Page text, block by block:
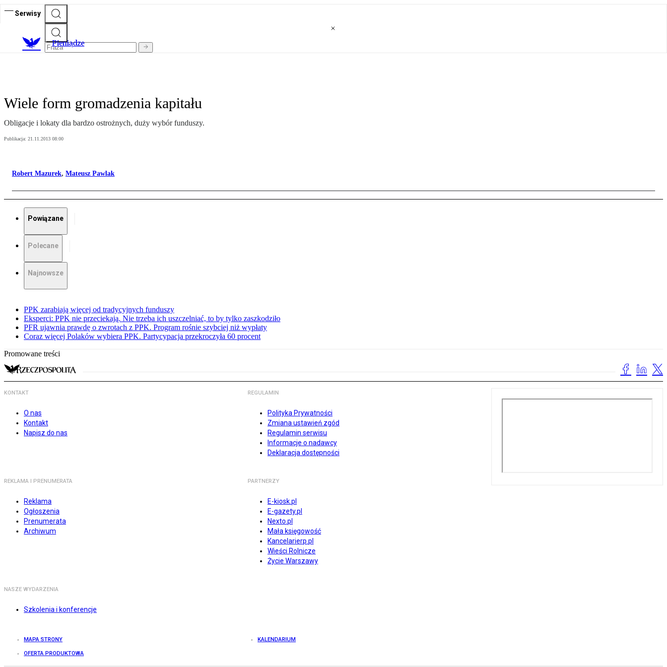
Serwisy
Pieniądze
Wiele form gromadzenia kapitału
Obligacje i lokaty dla bardzo ostrożnych, duży wybór funduszy.
Publikacja: 21.11.2013 08:00
Robert Mazurek, Mateusz Pawlak
Powiązane
Polecane
Najnowsze
PPK zarabiają więcej od tradycyjnych funduszy
Eksperci: PPK nie przeciekają. Nie trzeba ich uszczelniać, to by tylko zaszkodziło
PFR ujawnia prawdę o zwrotach z PPK. Program rośnie szybciej niż wypłaty
Coraz więcej Polaków wybiera PPK. Partycypacja przekroczyła 60 procent
Promowane treści
KONTAKT
O nas
Kontakt
Napisz do nas
REGULAMIN
Polityka Prywatności
Zmiana ustawień zgód
Regulamin serwisu
Informacje o nadawcy
Deklaracja dostępności
REKLAMA I PRENUMERATA
Reklama
Ogłoszenia
Prenumerata
Archiwum
PARTNERZY
E-kiosk.pl
E-gazety.pl
Nexto.pl
Mała księgowość
Kancelarierp.pl
Wieści Rolnicze
Życie Warszawy
NASZE WYDARZENIA
Szkolenia i konferencje
MAPA STRONY KALENDARIUM
OFERTA PRODUKTOWA